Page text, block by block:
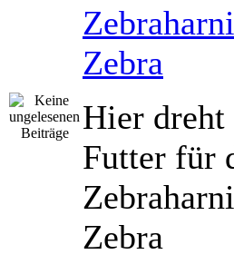
Zebra
Hier dreht
Futter für
Zebra